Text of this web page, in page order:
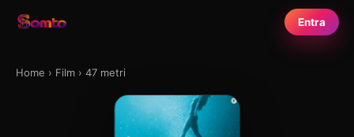
Entra
Home › Film › 47 metri